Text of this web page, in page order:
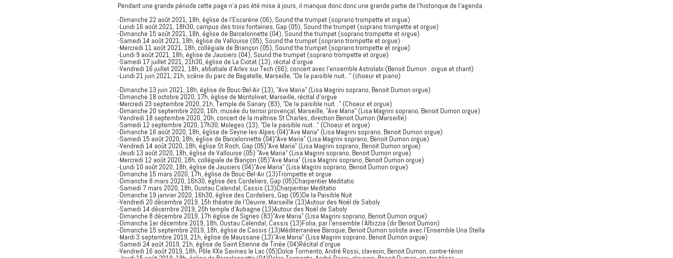
Pendant une grande période cette page n'a pas été mise à jours, il manque donc donc une grande partie de l'historique de l'agenda.
-Dimanche 22 août 2021, 18h, église de l'Escarène (06), Sound the trumpet (soprano trompette et orgue)
-Lundi 16 août 2021, 18h30, campus des trois fontaines, Gap (05), Sound the trumpet (soprano trompette et orgue)
-Dimanche 15 août 2021, 18h, église de Barcelonnette (04), Sound the trumpet (soprano trompette et orgue)
-Samedi 14 août 2021, 18h, église de Vallouise (05), Sound the trumpet (soprano trompette et orgue)
-Mercredi 11 août 2021, 18h, collégiale de Briançon (05), Sound the trumpet (soprano trompette et orgue)
-Lundi 9 août 2021, 18h, église de Jausiers (04), Sound the trumpet (soprano trompette et orgue)
-Samedi 17 juillet 2021, 21h30, église de La Ciotat (13), récital d'orgue
-Vendredi 16 juillet 2021, 18h, abbatiale d'Arles sur Tech (66), concert avec l'ensemble Astrolabi (Benoit Dumon : orgue et chant)
-Lundi 21 juin 2021, 21h, scène du parc de Bagatelle, Marseille, "De la paisible nuit..." (choeur et piano)
-Dimanche 13 juin 2021, 18h, église de Bouc-Bel-Air (13), "Ave Maria" (Lisa Magrini soprano, Benoit Dumon orgue)
-Dimanche 18 octobre 2020, 17h, église de Montolivet, Marseille, récital d'orgue
-Mercredi 23 septembre 2020, 21h, Temple de Sanary (83), "De la paisible nuit..."(Choeur et orgue)
-Dimanche 20 septembre 2020, 16h, musée du terroir provençal, Marseille, "Ave Maria" (Lisa Magrini soprano, Benoit Dumon orgue)
-Vendredi 18 septembre 2020, 20h, concert de la maîtrise St Charles, direction Benoit Dumon (Marseille)
-Samedi 12 septembre 2020, 17h30, Moleges (13), "De la paisible nuit..." (Choeur et orgue)
-Dimanche 16 août 2020, 18h, église de Seyne-les-Alpes (04)"Ave Maria" (Lisa Magrini soprano, Benoit Dumon orgue)
-Samedi 15 août 2020, 18h, église de Barcelonnette (04)"Ave Maria" (Lisa Magrini soprano, Benoit Dumon orgue)
-Vendredi 14 août 2020, 18h, église St Roch, Gap (05)"Ave Maria" (Lisa Magrini soprano, Benoit Dumon orgue)
-Jeudi 13 août 2020, 18h, église de Vallouise (05) "Ave Maria" (Lisa Magrini soprano, Benoit Dumon orgue)
-Mercredi 12 août 2020, 18h, collégiale de Biançon (05)"Ave Maria" (Lisa Magrini soprano, Benoit Dumon orgue)
-Lundi 10 août 2020, 18h, église de Jausiers (04)"Ave Maria" (Lisa Magrini soprano, Benoit Dumon orgue)
-Dimanche 15 mars 2020, 17h, église de Bouc-Bel-Air (13)Trompette et orgue
-Dimanche 8 mars 2020, 16h30, église des Cordeliers, Gap (05)Charpentier Meditatio
-Samedi 7 mars 2020, 18h, Oustau Calendal, Cassis (13)Charpentier Meditatio
-Dimanche 19 janvier 2020, 16h30, église des Cordeliers, Gap (05)De la Paisible Nuit
-Vendredi 20 décembre 2019, 15h théatre de l'Oeuvre, Marseille (13)Autour des Noël de Saboly
-Samedi 14 décembre 2019, 20h temple d'Aubagne (13)Autour des Noël de Saboly
-Dimanche 8 décembre 2019, 17h église de Signes (83)"Ave Maria" (Lisa Magrini soprano, Benoit Dumon orgue)
-Dimanche 1er décembre 2019, 18h, Oustau Calendal, Cassis (13)Folia, par l'ensemble l'Albizzia (dir Benoit Dumon)
-Dimanche 15 septembre 2019, 18h, église de Cassis (13)Méditerranéee Baroque, Benoit Dumon soliste avec l'Ensemble Una Stella
-Mardi 3 septembre 2019, 21h, église de Maussane (13)"Ave Maria" (Lisa Magrini soprano, Benoit Dumon orgue)
-Samedi 24 août 2019, 21h, église de Saint Etienne de Tinée (04)Récital d'orgue
-Vendredi 16 août 2019, 18h, Pôle XXe Savines le Lac (05)Dolce Tormento, André Rossi, clavecin, Benoit Dumon, contre-ténor